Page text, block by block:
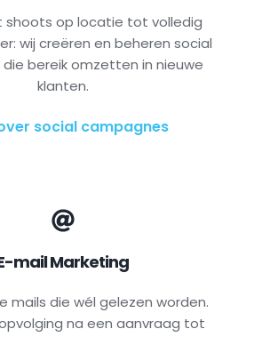
shoots op locatie tot volledig
wij creëren en beheren social
bereik omzetten in nieuwe
klanten.
social campagnes
mail Marketing
mails die wél gelezen worden.
na een aanvraag tot